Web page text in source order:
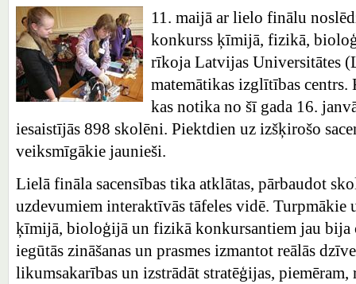
11. maijā ar lielo finālu
konkurss ķīmijā, fizikā,
rīkoja Latvijas Universitātes
matemātikas izglītības
kas notika no šī gada 16.
iesaistījās 898 skolēni. Piektdien uz izšķirošo
veiksmīgākie jaunieši.
Lielā fināla sacensības tika atklātas, pārbaudot
uzdevumiem interaktīvās tāfeles vidē. Turpmākie
ķīmijā, bioloģijā un fizikā konkursantiem jau bija
iegūtās zināšanas un prasmes izmantot reālās
likumsakarības un izstrādāt stratēģijas,